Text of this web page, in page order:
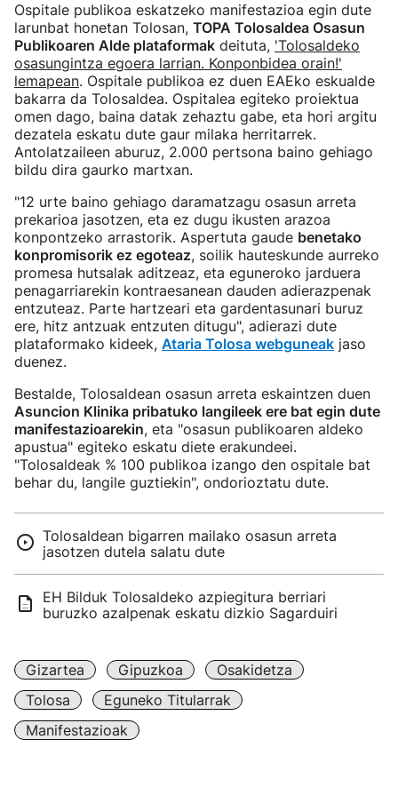
Ospitale publikoa eskatzeko manifestazioa egin dute
larunbat honetan Tolosan, TOPA Tolosaldea Osasun
Publikoaren Alde plataformak deituta, 'Tolosaldeko
osasungintza egoera larrian. Konponbidea orain!'
lemapean. Ospitale publikoa ez duen EAEko eskualde
bakarra da Tolosaldea. Ospitalea egiteko proiektua
omen dago, baina datak zehaztu gabe, eta hori argitu
dezatela eskatu dute gaur milaka herritarrek.
Antolatzaileen aburuz, 2.000 pertsona baino gehiago
bildu dira gaurko martxan.
"12 urte baino gehiago daramatzagu osasun arreta
prekarioa jasotzen, eta ez dugu ikusten arazoa
konpontzeko arrastorik. Aspertuta gaude benetako
konpromisorik ez egoteaz, soilik hauteskunde aurreko
promesa hutsalak aditzeaz, eta eguneroko jarduera
penagarriarekin kontraesanean dauden adierazpenak
entzuteaz. Parte hartzeari eta gardentasunari buruz
ere, hitz antzuak entzuten ditugu", adierazi dute
plataformako kideek, Ataria Tolosa webguneak jaso
duenez.
Bestalde, Tolosaldean osasun arreta eskaintzen duen
Asuncion Klinika pribatuko langileek ere bat egin dute
manifestazioarekin, eta "osasun publikoaren aldeko
apustua" egiteko eskatu diete erakundeei.
"Tolosaldeak % 100 publikoa izango den ospitale bat
behar du, langile guztiekin", ondorioztatu dute.
Tolosaldean bigarren mailako osasun arreta
jasotzen dutela salatu dute
EH Bilduk Tolosaldeko azpiegitura berriari
buruzko azalpenak eskatu dizkio Sagarduiri
Gizartea Gipuzkoa
Osakidetza
Tolosa
Eguneko Titularrak
Manifestazioak